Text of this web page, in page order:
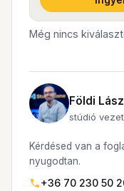
Még nincs
Földi
stúdió
Kérdésed van a
nyugodtan.
+36 70 230 50